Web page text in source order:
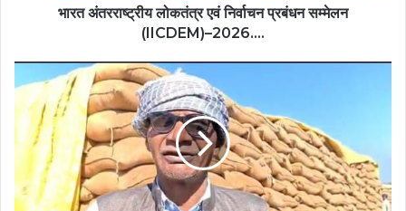
भारत अंतरराष्ट्रीय लोकतंत्र एवं निर्वाचन प्रबंधन सम्मेलन
(IICDEM)–2026….
की
राह
पर
अग्रसर
जिले
के
किसान: